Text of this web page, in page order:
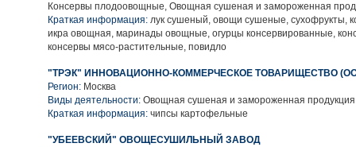
Консервы плодоовощные, Овощная сушеная и замороженная
Краткая информация: лук сушеный, овощи сушеные, сухофрукты,
икра овощная, маринады овощные, огурцы консервированные,
консервы мясо-растительные, повидло
"ТРЭК" ИННОВАЦИОННО-КОММЕРЧЕСКОЕ ТОВАРИЩЕСТВО
Регион: Москва
Виды деятельности: Овощная сушеная и замороженная продукция
Краткая информация: чипсы картофельные
"УБЕЕВСКИЙ" ОВОЩЕСУШИЛЬНЫЙ ЗАВОД